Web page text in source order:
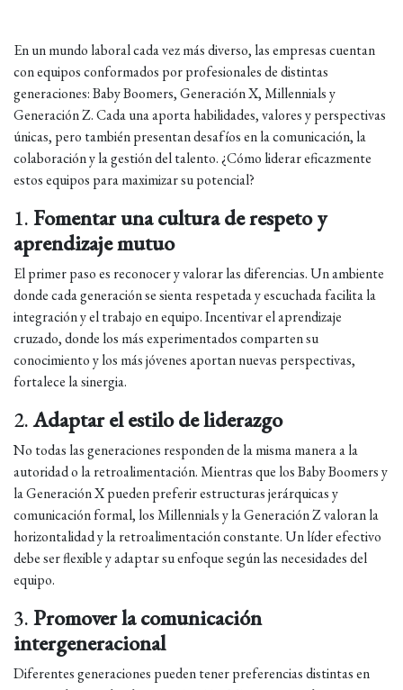
En un mundo laboral cada vez más diverso, las empresas cuentan
con equipos conformados por profesionales de distintas
generaciones: Baby Boomers, Generación X, Millennials y
Generación Z. Cada una aporta habilidades, valores y perspectivas
únicas, pero también presentan desafíos en la comunicación, la
colaboración y la gestión del talento. ¿Cómo liderar eficazmente
estos equipos para maximizar su potencial?
1.Fomentar una cultura de respeto y
aprendizaje mutuo
El primer paso es reconocer y valorar las diferencias. Un ambiente
donde cada generación se sienta respetada y escuchada facilita la
integración y el trabajo en equipo. Incentivar el aprendizaje
cruzado, donde los más experimentados comparten su
conocimiento y los más jóvenes aportan nuevas perspectivas,
fortalece la sinergia.
2.Adaptar el estilo de liderazgo
No todas las generaciones responden de la misma manera a la
autoridad o la retroalimentación. Mientras que los Baby Boomers y
la Generación X pueden preferir estructuras jerárquicas y
comunicación formal, los Millennials y la Generación Z valoran la
horizontalidad y la retroalimentación constante. Un líder efectivo
debe ser flexible y adaptar su enfoque según las necesidades del
equipo.
3.Promover la comunicación
intergeneracional
Diferentes generaciones pueden tener preferencias distintas en